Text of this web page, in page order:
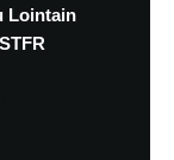
Lointain